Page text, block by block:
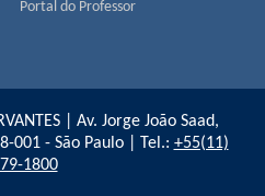
Portal do Professor
| Av. Jorge João Saad,
001 - São Paulo | Tel.: +55(11)
1800